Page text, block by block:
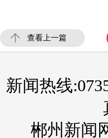
查看上一篇
新闻热线
郴州新闻